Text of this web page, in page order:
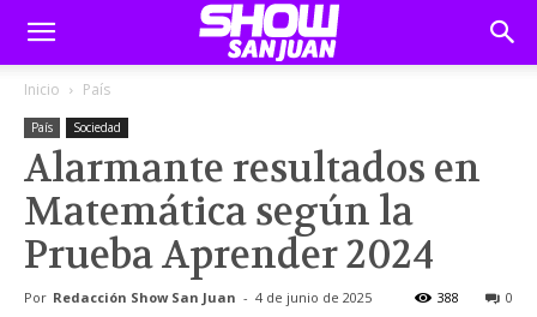
Inicio País
País Sociedad
Alarmante resultados en
Matemática según la
Prueba Aprender 2024
Por Redacción Show San Juan - 4 de junio de 2025 0
388